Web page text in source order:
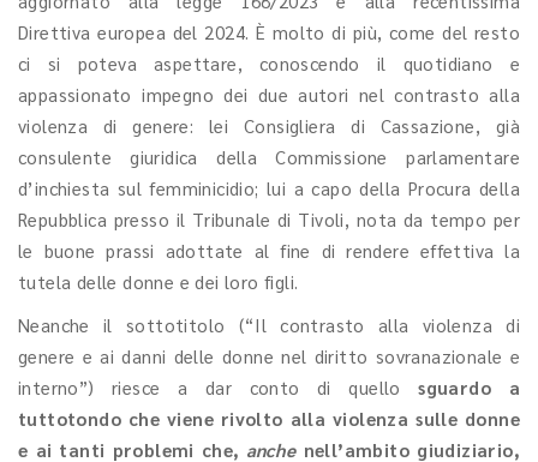
Direttiva europea del 2024. È molto di più, come del resto
ci si poteva aspettare, conoscendo il quotidiano e
appassionato impegno dei due autori nel contrasto alla
violenza di genere: lei Consigliera di Cassazione, già
consulente giuridica della Commissione parlamentare
d’inchiesta sul femminicidio; lui a capo della Procura della
Repubblica presso il Tribunale di Tivoli, nota da tempo per
le buone prassi adottate al fine di rendere effettiva la
tutela delle donne e dei loro figli.
Neanche il sottotitolo (“Il contrasto alla violenza di
genere e ai danni delle donne nel diritto sovranazionale e
interno”) riesce a dar conto di quellosguardo a
tuttotondo che viene rivolto alla violenza sulle donne
e ai tanti problemi che, anchenell’ambito giudiziario,